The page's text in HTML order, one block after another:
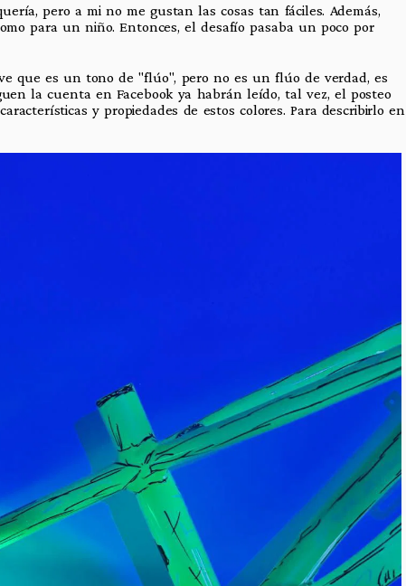
pero a mi no me gustan las cosas tan fáciles. Además,
para un niño. Entonces, el desafío pasaba un poco por
que es un tono de "flúo", pero no es un flúo de verdad, es
la cuenta en Facebook ya habrán leído, tal vez, el posteo
y propiedades de estos colores. Para describirlo en